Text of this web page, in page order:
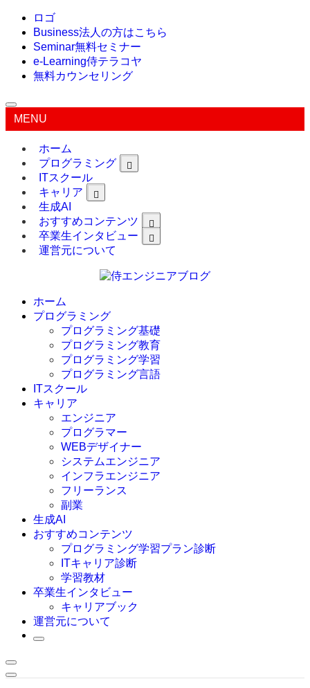
ロゴ
Business法人の方はこちら
Seminar無料セミナー
e-Learning侍テラコヤ
無料カウンセリング
MENU
ホーム
プログラミング
ITスクール
キャリア
生成AI
おすすめコンテンツ
卒業生インタビュー
運営元について
ホーム
プログラミング
プログラミング基礎
プログラミング教育
プログラミング学習
プログラミング言語
C言語
C#
VBA
Go言語
Kotlin
Java
JavaScript
Swift
Ruby
その他言語
ITスクール
キャリア
エンジニア
プログラマー
WEBデザイナー
システムエンジニア
インフラエンジニア
フリーランス
副業
生成AI
おすすめコンテンツ
プログラミング学習プラン診断
ITキャリア診断
学習教材
卒業生インタビュー
キャリアブック
運営元について